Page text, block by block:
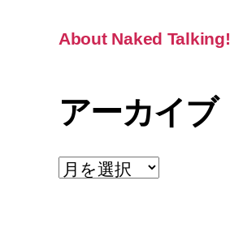
About Naked Talking!
アーカイブ
ア
ー